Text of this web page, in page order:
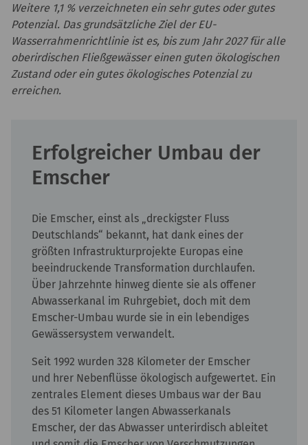
Weitere 1,1 % verzeichneten ein sehr gutes oder gutes
Potenzial. Das grundsätzliche Ziel der EU-
Wasserrahmenrichtlinie ist es, bis zum Jahr 2027 für alle
oberirdischen Fließgewässer einen guten ökologischen
Zustand oder ein gutes ökologisches Potenzial zu
erreichen.
Erfolgreicher Umbau der
Emscher
Die Emscher, einst als „dreckigster Fluss
Deutschlands“ bekannt, hat dank eines der
größten Infrastrukturprojekte Europas eine
beeindruckende Transformation durchlaufen.
Über Jahrzehnte hinweg diente sie als offener
Abwasserkanal im Ruhrgebiet, doch mit dem
Emscher-Umbau wurde sie in ein lebendiges
Gewässersystem verwandelt.
Seit 1992 wurden 328 Kilometer der Emscher
und hrer Nebenflüsse ökologisch aufgewertet. Ein
zentrales Element dieses Umbaus war der Bau
des 51 Kilometer langen Abwasserkanals
Emscher, der das Abwasser unterirdisch ableitet